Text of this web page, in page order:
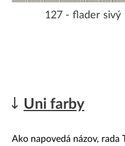
127 - flader sivý
Uni farby
Ako napovedá názov,